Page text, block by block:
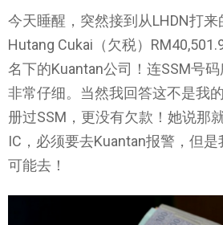
今天睡醒，突然接到从LHDN打
Hutang Cukai（欠税）
名下的Kuantan公司！连SSM号
非常仔细。当然我回答这不是我
册过SSM，更没有欠款！她说那
IC，必须要去Kuantan报警，但
可能去！